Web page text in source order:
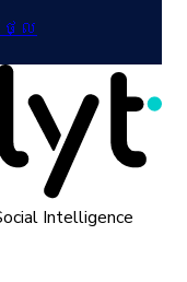
លៃ
Intelligence